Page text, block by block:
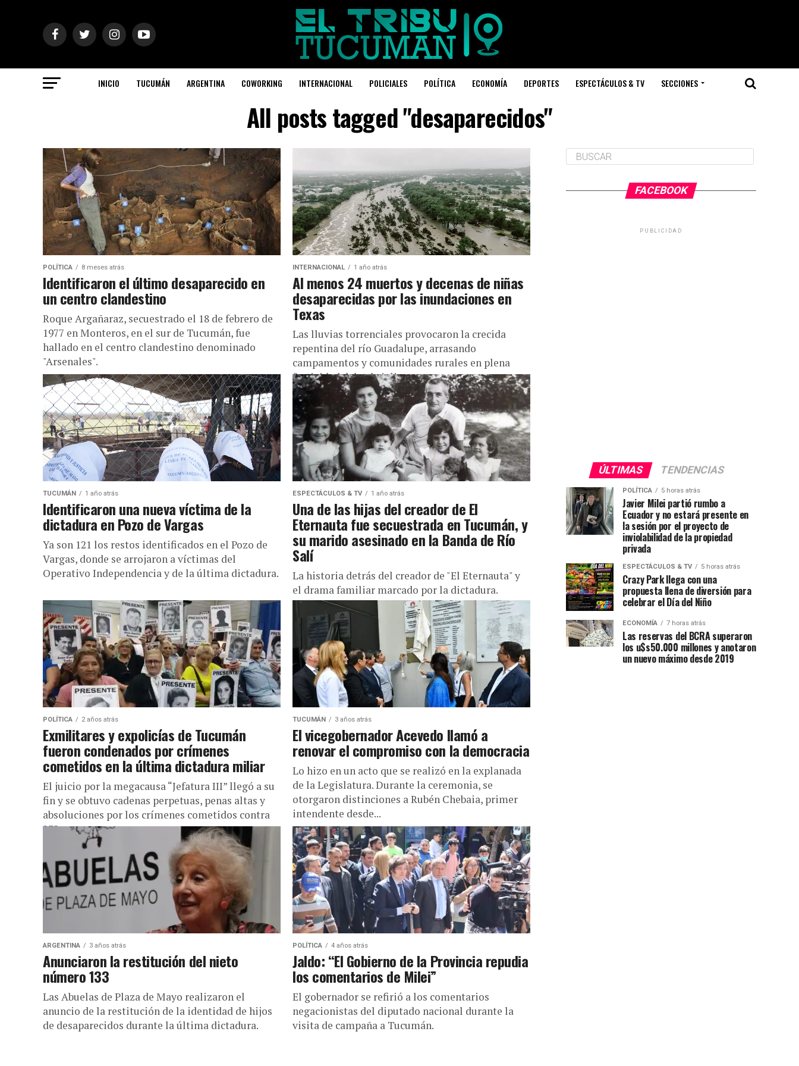
INICIO TUCUMÁN ARGENTINA COWORKING INTERNACIONAL POLICIALES POLÍTICA ECONOMÍA DEPORTES ESPECTÁCULOS & TV SECCIONES
All posts tagged "desaparecidos"
POLÍTICA 8 meses atrás
Identificaron el último desaparecido en
un centro clandestino
Roque Argañaraz, secuestrado el 18 de febrero de
1977 en Monteros, en el sur de Tucumán, fue
hallado en el centro clandestino denominado
"Arsenales".
INTERNACIONAL 1 año atrás
Al menos 24 muertos y decenas de niñas
desaparecidas por las inundaciones en
Texas
Las lluvias torrenciales provocaron la crecida
repentina del río Guadalupe, arrasando
campamentos y comunidades rurales en plena
festividad del 4 de julio.
TUCUMÁN 1 año atrás
Identificaron una nueva víctima de la
dictadura en Pozo de Vargas
Ya son 121 los restos identificados en el Pozo de
Vargas, donde se arrojaron a víctimas del
Operativo Independencia y de la última dictadura.
ESPECTÁCULOS & TV 1 año atrás
Una de las hijas del creador de El
Eternauta fue secuestrada en Tucumán, y
su marido asesinado en la Banda de Río
Salí
La historia detrás del creador de "El Eternauta" y
el drama familiar marcado por la dictadura.
POLÍTICA 2 años atrás
Exmilitares y expolicías de Tucumán
fueron condenados por crímenes
cometidos en la última dictadura miliar
El juicio por la megacausa “Jefatura III” llegó a su
fin y se obtuvo cadenas perpetuas, penas altas y
absoluciones por los crímenes cometidos contra
232...
TUCUMÁN 3 años atrás
El vicegobernador Acevedo llamó a
renovar el compromiso con la democracia
Lo hizo en un acto que se realizó en la explanada
de la Legislatura. Durante la ceremonia, se
otorgaron distinciones a Rubén Chebaia, primer
intendente desde...
ARGENTINA 3 años atrás
Anunciaron la restitución del nieto
número 133
Las Abuelas de Plaza de Mayo realizaron el
anuncio de la restitución de la identidad de hijos
de desaparecidos durante la última dictadura.
POLÍTICA 4 años atrás
Jaldo: “El Gobierno de la Provincia repudia
los comentarios de Milei”
El gobernador se refirió a los comentarios
negacionistas del diputado nacional durante la
visita de campaña a Tucumán.
FACEBOOK
PUBLICIDAD
ÚLTIMAS TENDENCIAS
POLÍTICA 5 horas atrás
Javier Milei partió rumbo a
Ecuador y no estará presente en
la sesión por el proyecto de
inviolabilidad de la propiedad
privada
ESPECTÁCULOS & TV 5 horas atrás
Crazy Park llega con una
propuesta llena de diversión para
celebrar el Día del Niño
ECONOMÍA 7 horas atrás
Las reservas del BCRA superaron
los u$s50.000 millones y anotaron
un nuevo máximo desde 2019